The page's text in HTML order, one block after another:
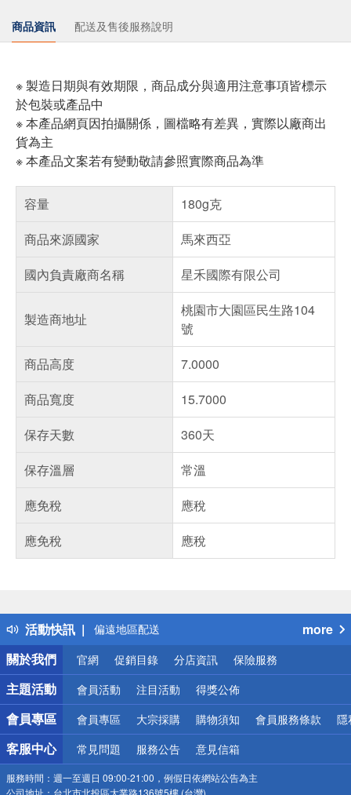
商品資訊 配送及售後服務說明
※ 製造日期與有效期限，商品成分與適用注意事項皆標示
於包裝或產品中
※ 本產品網頁因拍攝關係，圖檔略有差異，實際以廠商出
貨為主
※ 本產品文案若有變動敬請參照實際商品為準
容量
180g克
商品來源國家
馬來西亞
國內負責廠商名稱
星禾國際有限公司
製造商地址
桃園市大園區民生路104
號
商品高度
7.0000
商品寬度
15.7000
保存天數
360天
保存溫層
常溫
應免稅
應稅
應免稅
應稅
活動快訊
詐騙網頁！請小心！
銀行優惠
偏遠地區配送
詐騙網頁！請小心！
more
關於我們
官網 促銷目錄 分店資訊 保險服務
主題活動 會員活動 注目活動 得獎公佈
會員專區 會員專區 大宗採購 購物須知 會員服務條款 隱
客服中心 常見問題 服務公告 意見信箱
服務時間： 週一至週日 09:00-21:00，例假日依網站公告為主
公司地址： 台北市北投區大業路136號5樓 (台灣)